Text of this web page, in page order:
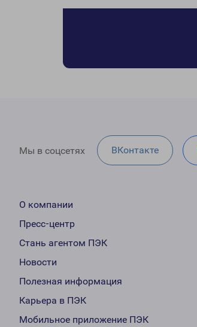
Мы в соцсетях ВКонтакте
О компании
Пресс-центр
Стань агентом ПЭК
Новости
Полезная информация
Карьера в ПЭК
Мобильное приложение ПЭК